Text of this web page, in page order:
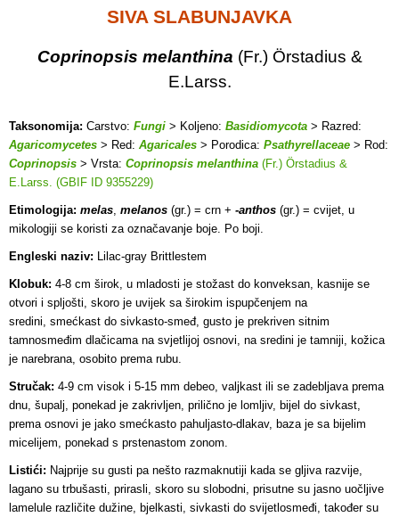
SIVA SLABUNJAVKA
Coprinopsis melanthina (Fr.) Örstadius &
E.Larss.
Taksonomija: Carstvo: Fungi > Koljeno: Basidiomycota > Razred:
Agaricomycetes > Red: Agaricales > Porodica: Psathyrellaceae > Rod:
Coprinopsis > Vrsta: Coprinopsis melanthina (Fr.) Örstadius &
E.Larss. (GBIF ID 9355229)
Etimologija: melas, melanos (gr.) = crn + -anthos (gr.) = cvijet, u
mikologiji se koristi za označavanje boje. Po boji.
Engleski naziv: Lilac-gray Brittlestem
Klobuk: 4-8 cm širok, u mladosti je stožast do konveksan, kasnije se
otvori i spljošti, skoro je uvijek sa širokim ispupčenjem na
sredini, smećkast do sivkasto-smeđ, gusto je prekriven sitnim
tamnosmeđim dlačicama na svjetlijoj osnovi, na sredini je tamniji, kožica
je narebrana, osobito prema rubu.
Stručak: 4-9 cm visok i 5-15 mm debeo, valjkast ili se zadebljava prema
dnu, šupalj, ponekad je zakrivljen, prilično je lomljiv, bijel do sivkast,
prema osnovi je jako smećkasto pahuljasto-dlakav, baza je sa bijelim
micelijem, ponekad s prstenastom zonom.
Listići: Najprije su gusti pa nešto razmaknutiji kada se gljiva razvije,
lagano su trbušasti, prirasli, skoro su slobodni, prisutne su jasno uočljive
lamelule različite dužine, bjelkasti, sivkasti do svijetlosmeđi, također su